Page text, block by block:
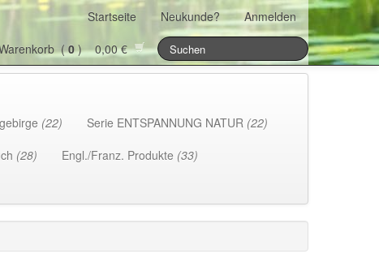
Startseite Neukunde?
Anmelden
(0) 0,00 €
(22) Serie ENTSPANNUNG NATUR (22)
(28) Engl./Franz. Produkte (33)